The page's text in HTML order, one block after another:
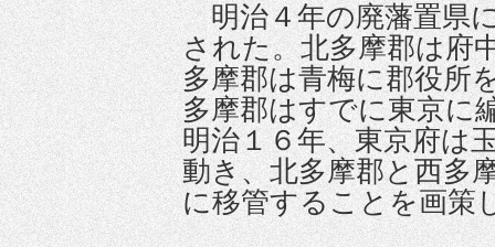
明治４年の廃藩置県
された。北多摩郡は府
多摩郡は青梅に郡役所
多摩郡はすでに東京に
明治１６年、東京府は
動き、北多摩郡と西多
に移管することを画策